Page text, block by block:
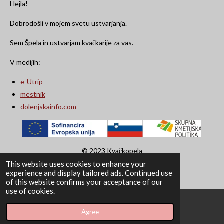
This website uses cookies to enhance your
experience and display tailored ads. Continued use
of this website confirms your acceptance of our
use of cookies.
Agree
Hejla!
Dobrodošli v mojem svetu ustvarjanja.
Sem Špela in ustvarjam kvačkarije za vas.
V medijih:
e-Utrip
mestnik
dolenjskainfo.com
© 2023 Kvačkopela
Powered byWebador